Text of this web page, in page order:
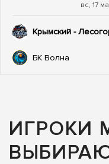
вс, 17
Крымский -
БК Волна
ИГРОКИ